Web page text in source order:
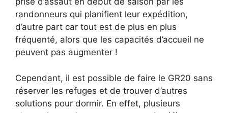
randonneurs qui planifient leur expédition,
d’autre part car tout est de plus en plus
fréquenté, alors que les capacités d’accueil ne
peuvent pas augmenter !
Cependant, il est possible de faire le GR20 sans
réserver les refuges et de trouver d’autres
solutions pour dormir. En effet, plusieurs